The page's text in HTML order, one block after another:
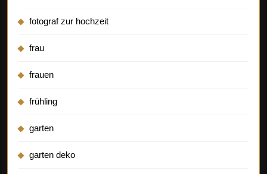
fotograf zur hochzeit
frau
frauen
frühling
garten
garten deko